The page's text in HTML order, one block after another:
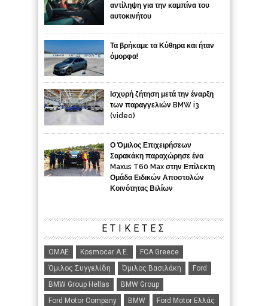
αντίληψη για την καμπίνα του
αυτοκινήτου
Τα βρήκαμε τα Κύθηρα και ήταν
όμορφα!
Ισχυρή ζήτηση μετά την έναρξη
των παραγγελιών BMW i3
(video)
Ο Όμιλος Επιχειρήσεων
Σαρακάκη παραχώρησε ένα
Maxus T60 Max στην Επίλεκτη
Ομάδα Ειδικών Αποστολών
Κοινότητας Βιλίων
ΕΤΙΚΈΤΕΣ
ΟΜΑΕ Kosmocar Α.Ε.
FCA Greece
Όμιλος Συγγελίδη
Όμιλος Βασιλάκη
Ford
BMW Group Hellas
BMW Group
Ford Motor Company
BMW
Ford Motor Ελλάς